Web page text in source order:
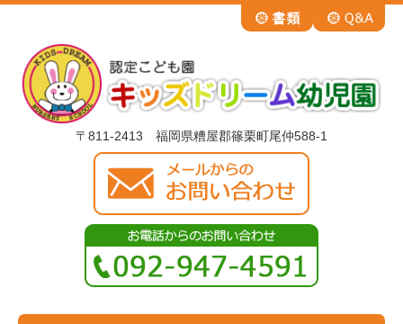
〒811-2413 福岡県糟屋郡篠栗町尾仲588-1